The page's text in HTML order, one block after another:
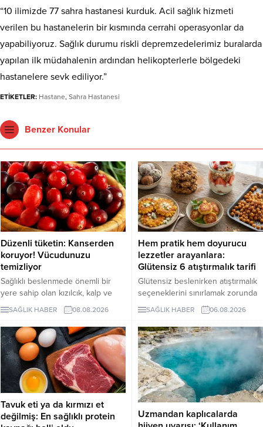
“10 ilimizde 77 sahra hastanesi kurduk. Acil sağlık hizmeti
verilen bu hastanelerin bir kısmında cerrahi operasyonlar da
yapabiliyoruz. Sağlık durumu riskli depremzedelerimiz buralarda
yapılan ilk müdahalenin ardından helikopterlerle bölgedeki
hastanelere sevk ediliyor.”
ETİKETLER: Hastane, Sahra Hastanesi
Benzer Konular
Düzenli tüketin: Kanserden
koruyor! Vücudunuzu
temizliyor
Sağlıklı beslenmede önemli bir
yere sahip olan kızılcık, kalp ve
damar sistemini desteklerken
bağışıklık sisteminin güçlenmesine
de katkı sağlıyor. Enfeksiyonlara
karşı koruyucu etkileriyle bilinen
kızılcık, bazı kanser türlerine karşı
koruyucu rol oynarken vücuttaki
iltihaplanmanın göstergelerinden
biri olan CRP seviyesinin
düşürülmesine destek oluyor.
SAĞLIK HABER 08.08.2026
Hem pratik hem doyurucu
lezzetler arayanlara:
Glütensiz 6 atıştırmalık tarifi
Glütensiz beslenirken atıştırmalık
seçeneklerini sınırlamak zorunda
değilsiniz. Evde kolayca
hazırlayabileceğiniz bu 5 glütensiz
tarif, hem pratik hem de lezzetli
alternatifler sunuyor.
SAĞLIK HABER 06.08.2026
Tavuk eti ya da kırmızı et
değilmiş: En sağlıklı protein
Uzmandan kaplıcalarda